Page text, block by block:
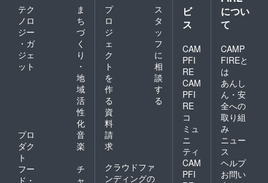
けてい
ただけ
ますよ
一緒に
寄り添
いなが
ら、子
どもた
ちの将
来につ
いて考
えてい
ます。
のキャ
ンセル
不可
はお届
けいた
しませ
チラシ
設置ご
希望の
場合、
クラウ
ドファ
ンディ
ング終
了後に
指定住
所へチ
ラシを
お送り
くださ
い。
テク
ノロ
ジー
・ガ
ジェ
ット
ま
ち
づ
く
り
・
地
域
活
性
化
プロ
ダク
ト
音
楽
フー
ド・
チ
ャ
プ
ロ
ジ
ェ
ク
ト
を
作
る
ス
タ
ッ
フ
に
相
談
す
る
資
料
請
求
クラウドファ
ンディングの
ビ
ス
CAM
PFI
RE
CAM
PFI
RE
コ
ミュ
ニ
ティ
CAM
PFI
につい
て
CAMP
FIREと
は
あんし
ん・安
全への
取り組
み
ニュー
ス
ヘルプ
お問い